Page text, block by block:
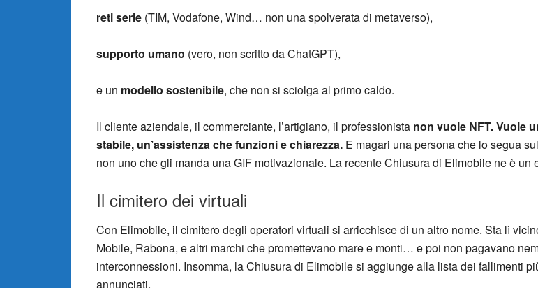
reti serie (TIM, Vodafone, Wind… non una spolverata di metaverso),
supporto umano (vero, non scritto da ChatGPT),
e un modello sostenibile, che non si sciolga al primo caldo.
Il cliente aziendale, il commerciante, l’artigiano, il professionista non vuole NFT. Vuole
stabile, un’assistenza che funzioni e chiarezza. E magari una persona che lo segua
non uno che gli manda una GIF motivazionale. La recente Chiusura di Elimobile ne è un
Il cimitero dei virtuali
Con Elimobile, il cimitero degli operatori virtuali si arricchisce di un altro nome. Sta lì
Mobile, Rabona, e altri marchi che promettevano mare e monti… e poi non pagavano
interconnessioni. Insomma, la Chiusura di Elimobile si aggiunge alla lista dei fallimenti
annunciati.